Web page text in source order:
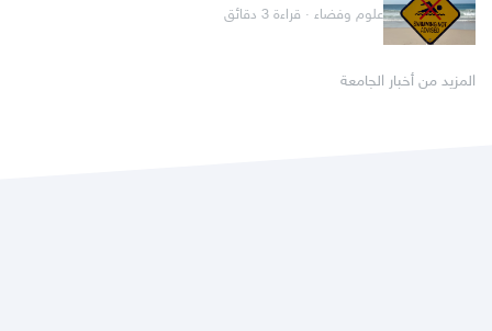
علوم وفضاء · قراءة 3 دقائق
المزيد من أخبار الجامعة